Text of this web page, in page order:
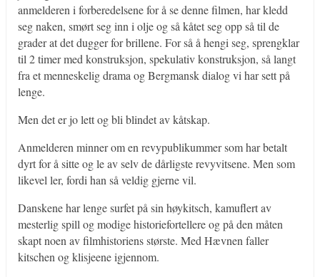
anmelderen i forberedelsene for å se denne filmen, har kledd
seg naken, smørt seg inn i olje og så kåtet seg opp så til de
grader at det dugger for brillene. For så å hengi seg, sprengklar
til 2 timer med konstruksjon, spekulativ konstruksjon, så langt
fra et menneskelig drama og Bergmansk dialog vi har sett på
lenge.
Men det er jo lett og bli blindet av kåtskap.
Anmelderen minner om en revypublikummer som har betalt
dyrt for å sitte og le av selv de dårligste revyvitsene. Men som
likevel ler, fordi han så veldig gjerne vil.
Danskene har lenge surfet på sin høykitsch, kamuflert av
mesterlig spill og modige historiefortellere og på den måten
skapt noen av filmhistoriens største. Med Hævnen faller
kitschen og klisjeene igjennom.